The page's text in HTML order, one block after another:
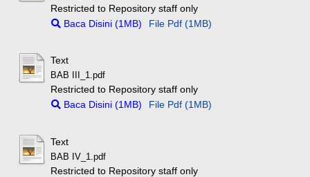
Restricted to Repository staff only
Baca Disini (1MB)
File Pdf (1MB)
Text
BAB III_1.pdf
Restricted to Repository staff only
Baca Disini (1MB)
File Pdf (1MB)
Text
BAB IV_1.pdf
Restricted to Repository staff only